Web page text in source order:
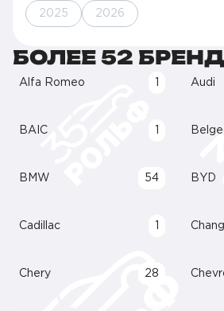
2025 2026
БОЛЕЕ 52
Alfa Romeo Audi
BAIC
BMW 54 BYD
Cadillac
Chery 28